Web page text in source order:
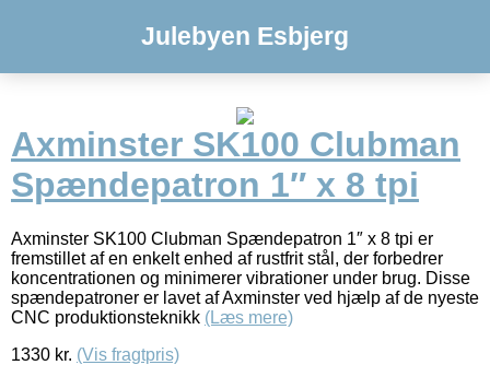
Julebyen Esbjerg
Axminster SK100 Clubman
Spændepatron 1″ x 8 tpi
Axminster SK100 Clubman Spændepatron 1″ x 8 tpi er
fremstillet af en enkelt enhed af rustfrit stål, der forbedrer
koncentrationen og minimerer vibrationer under brug. Disse
spændepatroner er lavet af Axminster ved hjælp af de nyeste
CNC produktionsteknikk (Læs mere)
1330 kr. (Vis fragtpris)